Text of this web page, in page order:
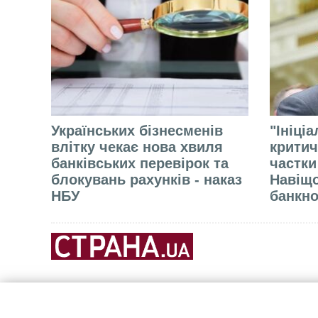
Українських бізнесменів
влітку чекає нова хвиля
банківських перевірок та
блокувань рахунків - наказ
НБУ